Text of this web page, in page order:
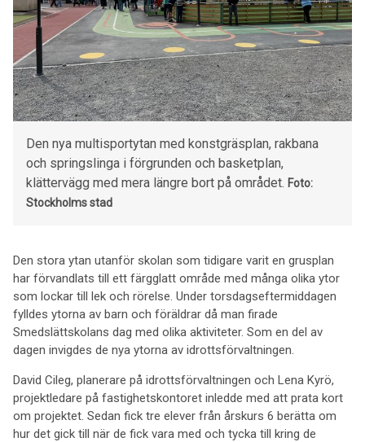
Den nya multisportytan med konstgräsplan, rakbana
och springslinga i förgrunden och basketplan,
klättervägg med mera längre bort på området. Foto:
Stockholms stad
Den stora ytan utanför skolan som tidigare varit en grusplan
har förvandlats till ett färgglatt område med många olika ytor
som lockar till lek och rörelse. Under torsdagseftermiddagen
fylldes ytorna av barn och föräldrar då man firade
Smedslättskolans dag med olika aktiviteter. Som en del av
dagen invigdes de nya ytorna av idrottsförvaltningen.
David Cileg, planerare på idrottsförvaltningen och Lena Kyrö,
projektledare på fastighetskontoret inledde med att prata kort
om projektet. Sedan fick tre elever från årskurs 6 berätta om
hur det gick till när de fick vara med och tycka till kring de